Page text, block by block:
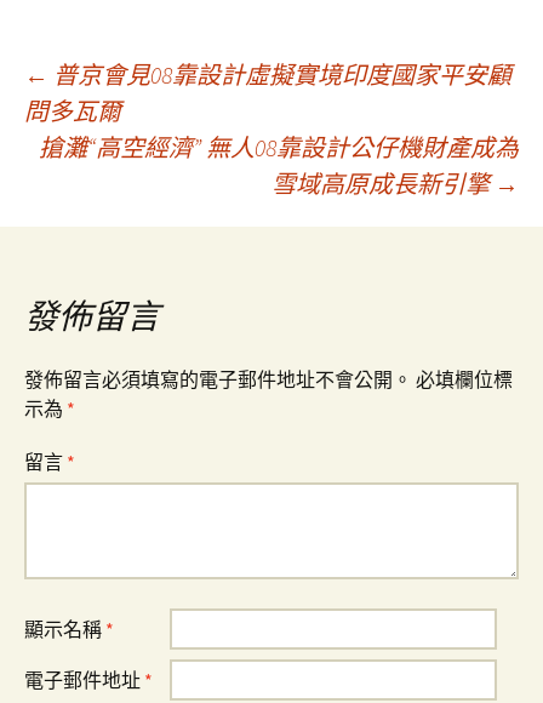
文
章
導
覽
← 普京會見08靠設計虛擬實境印度國家平安顧
問多瓦爾
搶灘“高空經濟” 無人08靠設計公仔機財產成為
雪域高原成長新引擎 →
發佈留言
發佈留言必須填寫的電子郵件地址不會公開。 必填欄位標
示為 *
留言 *
顯示名稱 *
電子郵件地址 *